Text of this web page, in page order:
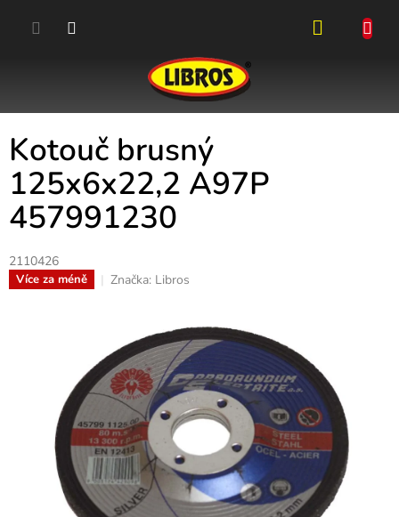
Kotouč brusný
125x6x22,2 A97P
457991230
2110426
Více za méně Značka: Libros